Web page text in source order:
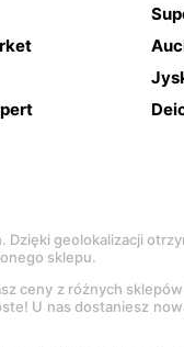
Dzięki geolokalizacji
sklepu.
ceny z różnych
U nas dostaniesz